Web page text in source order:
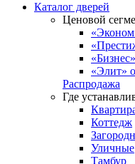
Каталог дверей
Ценовой
«Элит»
Распродажа
Где
Коттедж
Уличные
Тамбур